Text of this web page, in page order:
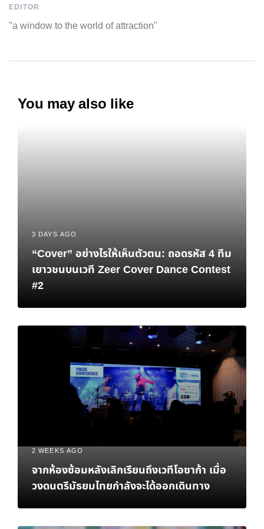
EDITOR
"a window to the world of attraction"
You may also like
3 DAYS AGO
“Cover” อย่างไรให้เห็นตัวตน: ถอดรหัส 4 ทีม
เยาวชนบนเวที Zeer Cover Dance Contest
#2
2 WEEKS AGO
จากห้องซ้อมหลังเลิกเรียนถึงเวทีโอซาก้า เมื่อ
วงดนตรีมัธยมไทยกำลังจะได้ออกเดินทาง